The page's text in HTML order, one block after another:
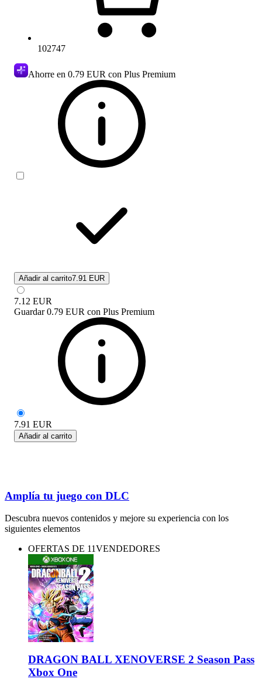
102747
Ahorre en 0.79 EUR con Plus Premium
Añadir al carrito7.91 EUR
7.12 EUR
Guardar 0.79 EUR con Plus Premium
7.91 EUR
Añadir al carrito
Amplía tu juego con DLC
Descubra nuevos contenidos y mejore su experiencia con los
siguientes elementos
OFERTAS DE 11VENDEDORES
DRAGON BALL XENOVERSE 2 Season Pass
Xbox One